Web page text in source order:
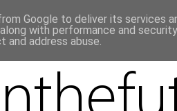
Google to deliver its services
with performance and
address abuse.